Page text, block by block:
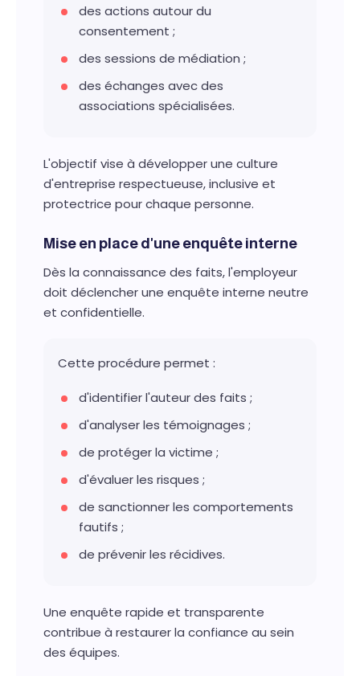
des actions autour du
consentement ;
des sessions de médiation ;
des échanges avec des
associations spécialisées.
L'objectif vise à développer une culture
d'entreprise respectueuse, inclusive et
protectrice pour chaque personne.
Mise en place d'une enquête interne
Dès la connaissance des faits, l'employeur
doit déclencher une enquête interne neutre
et confidentielle.
Cette procédure permet :
d'identifier l'auteur des faits ;
d'analyser les témoignages ;
de protéger la victime ;
d'évaluer les risques ;
de sanctionner les comportements
fautifs ;
de prévenir les récidives.
Une enquête rapide et transparente
contribue à restaurer la confiance au sein
des équipes.